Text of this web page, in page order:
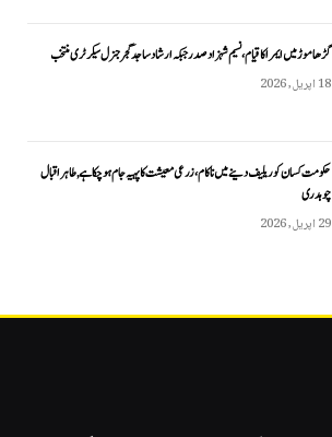
گڑھاموڑ میں ایمرا کا قیام، نسیم شہزاد صدر جبکہ ارشاد ساجد گجر جنرل سیکرٹری منتخب
18 اپریل, 2026
حکومت کسان کو ریلیف دینے میں ناکام، زرعی معیشت کا پہیہ جام ہو چکا ہے, طاہر اقبال
چوہدری
29 اپریل, 2026